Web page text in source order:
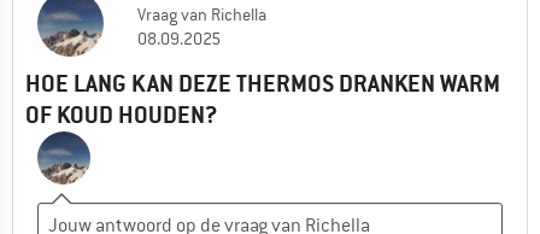
risico op lekkage, vervorming of zelfs
openspringen van de dop.
De 750 ml is de grotere variant. Er gaat 1/3
deel meer in in vergelijk met de 500 ml
Groetjes,
Vraagvan Richella
08.09.2025
HOE LANG KAN DEZE THERMOS DRANKEN WARM
OF KOUD HOUDEN?